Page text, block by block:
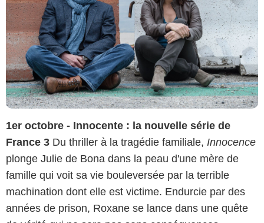
1er octobre - Innocente : la nouvelle série de
France 3 Du thriller à la tragédie familiale, Innocence
plonge Julie de Bona dans la peau d'une mère de
famille qui voit sa vie bouleversée par la terrible
machination dont elle est victime. Endurcie par des
années de prison, Roxane se lance dans une quête